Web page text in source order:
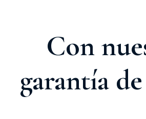
Con
garantía